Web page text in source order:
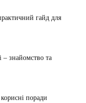
гайд для
– знайомство та
поради